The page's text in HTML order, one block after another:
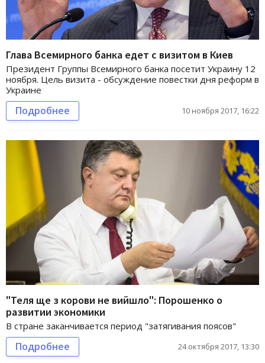
Глава Всемирного банка едет с визитом в Киев
Президент Группы Всемирного банка посетит Украину 12
ноября. Цель визита - обсуждение повестки дня реформ в
Украине
Подробнее 10 ноября 2017, 16:22
"Теля ще з корови не вийшло": Порошенко о
развитии экономики
В стране заканчивается период "затягивания поясов"
Подробнее 24 октября 2017, 13:30